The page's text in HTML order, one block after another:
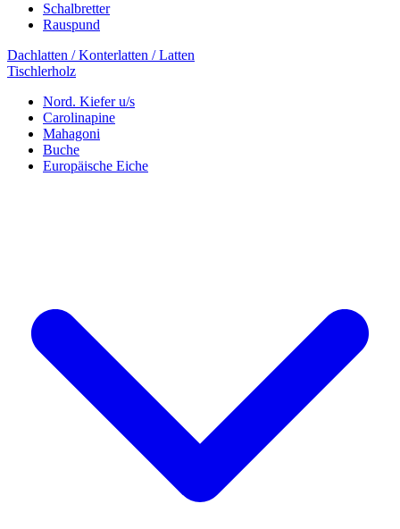
Schalbretter
Rauspund
Dachlatten / Konterlatten / Latten
Tischlerholz
Nord. Kiefer u/s
Carolinapine
Mahagoni
Buche
Europäische Eiche